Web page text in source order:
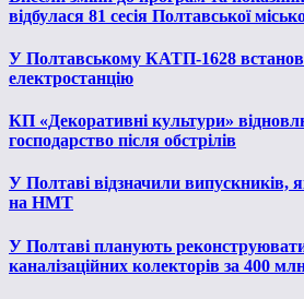
відбулася 81 сесія Полтавської
У Полтавському КАТП-1628
електростанцію
КП «Декоративні культури»
господарство після обстрілів
У Полтаві відзначили випускників,
на НМТ
У Полтаві планують
каналізаційних колекторів за 400